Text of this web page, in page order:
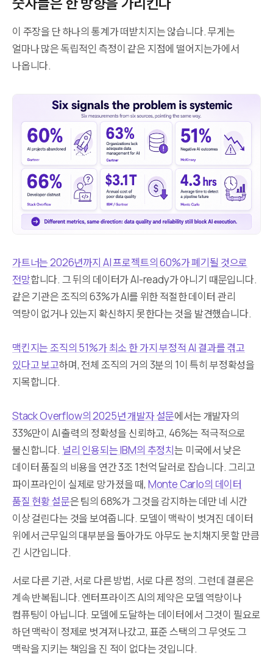
이 주장을 단 하나의 통계가 떠받치지는 않습니다. 무게는
얼마나 많은 독립적인 측정이 같은 지점에 떨어지는가에서
나옵니다.
가트너는 2026년까지 AI 프로젝트의 60%가 폐기될 것으로
전망합니다. 그 뒤의 데이터가 AI-ready가 아니기 때문입니다.
같은 기관은 조직의 63%가 AI를 위한 적절한 데이터 관리
역량이 없거나 있는지 확신하지 못한다는 것을 발견했습니다.
맥킨지는 조직의 51%가 최소 한 가지 부정적 AI 결과를 겪고
있다고 보고하며, 전체 조직의 거의 3분의 1이 특히 부정확성을
지목합니다.
Stack Overflow의 2025년 개발자 설문에서는 개발자의
33%만이 AI 출력의 정확성을 신뢰하고, 46%는 적극적으로
불신합니다. 널리 인용되는 IBM의 추정치는 미국에서 낮은
데이터 품질의 비용을 연간 3조 1천억 달러로 잡습니다. 그리고
파이프라인이 실제로 망가졌을 때, Monte Carlo의 데이터
품질 현황 설문은 팀의 68%가 그것을 감지하는 데만 네 시간
이상 걸린다는 것을 보여줍니다. 모델이 맥락이 벗겨진 데이터
위에서 근무일의 대부분을 돌아가도 아무도 눈치채지 못할 만큼
긴 시간입니다.
서로 다른 기관, 서로 다른 방법, 서로 다른 정의. 그런데 결론은
계속 반복됩니다. 엔터프라이즈 AI의 제약은 모델 역량이나
컴퓨팅이 아닙니다. 모델에 도달하는 데이터에서 그것이 필요로
하던 맥락이 정제로 벗겨져 나갔고, 표준 스택의 그 무엇도 그
맥락을 지키는 책임을 진 적이 없다는 것입니다.